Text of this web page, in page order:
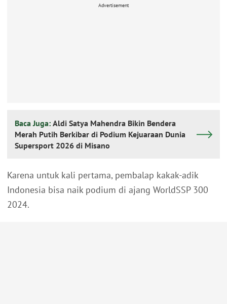
Advertisement
Baca Juga: Aldi Satya Mahendra Bikin Bendera
Merah Putih Berkibar di Podium Kejuaraan Dunia
Supersport 2026 di Misano
Karena untuk kali pertama, pembalap kakak-adik
Indonesia bisa naik podium di ajang WorldSSP 300
2024.